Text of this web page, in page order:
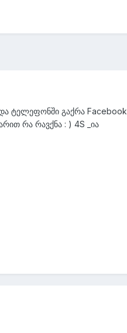
და ტელეფონში გაქრა
რა რავქნა : ) 4S _ია